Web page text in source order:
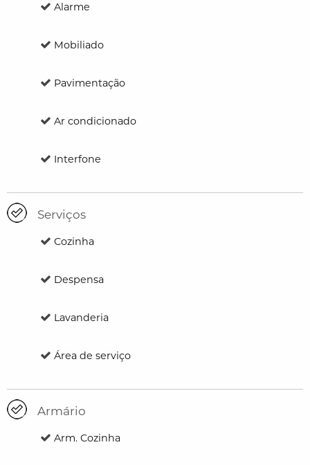
Alarme
Mobiliado
Pavimentação
Ar condicionado
Interfone
Serviços
Cozinha
Despensa
Lavanderia
Área de serviço
Armário
Arm. Cozinha